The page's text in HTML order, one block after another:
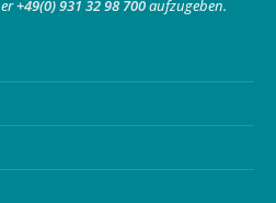
+49(0) 931 32 98 700aufzugeben.